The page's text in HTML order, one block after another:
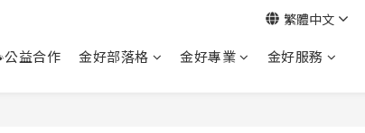
繁體中文
公益合作 金好部落格 金好專業 金好服務